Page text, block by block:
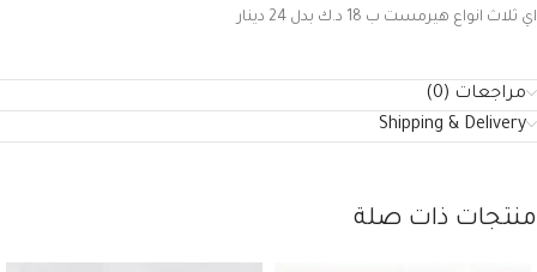
اي ثلاث انواع هيرمست ب 18 د.ك بدل 24 دينار
مراجعات (0)
Shipping & Delivery
منتجات ذات صلة